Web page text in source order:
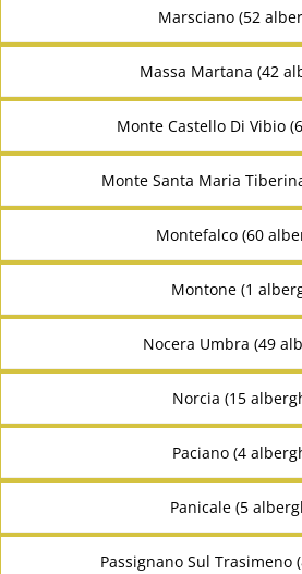
Marsciano (52
Massa Martana (42
Monte Castello Di Vibio
Monte Santa Maria
Montefalco (60
Montone (1
Nocera Umbra (49
Norcia (15
Paciano (4
Panicale (5
Passignano Sul Trasimeno